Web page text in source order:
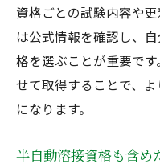
資格ごとの試験内容や
は公式情報を確認し、
格を選ぶことが重要で
せて取得することで、
になります。
半自動溶接資格も含め